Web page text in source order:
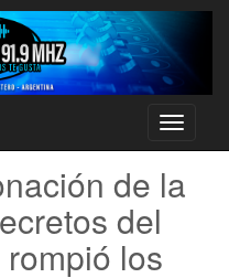
Toggle
de la
del
los